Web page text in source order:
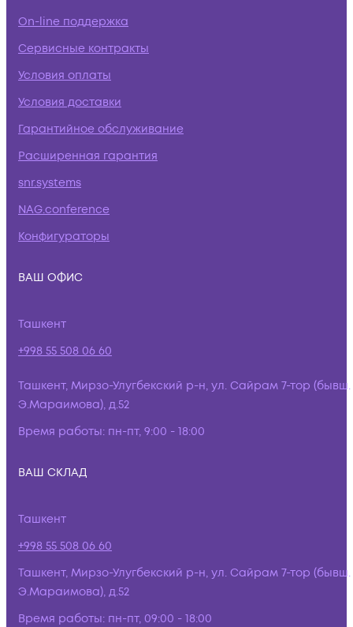
On-line поддержка
Сервисные контракты
Условия оплаты
Условия доставки
Гарантийное обслуживание
Расширенная гарантия
snr.systems
NAG.conference
Конфигураторы
ВАШ ОФИС
Ташкент
+998 55 508 06 60
Ташкент, Мирзо-Улугбекский р-н, ул. Сайрам 7-тор (бывш.
Э.Мараимова), д.52
Время работы: пн-пт, 9:00 - 18:00
ВАШ СКЛАД
Ташкент
+998 55 508 06 60
Ташкент, Мирзо-Улугбекский р-н, ул. Сайрам 7-тор (бывш.
Э.Мараимова), д.52
Время работы: пн-пт, 09:00 - 18:00